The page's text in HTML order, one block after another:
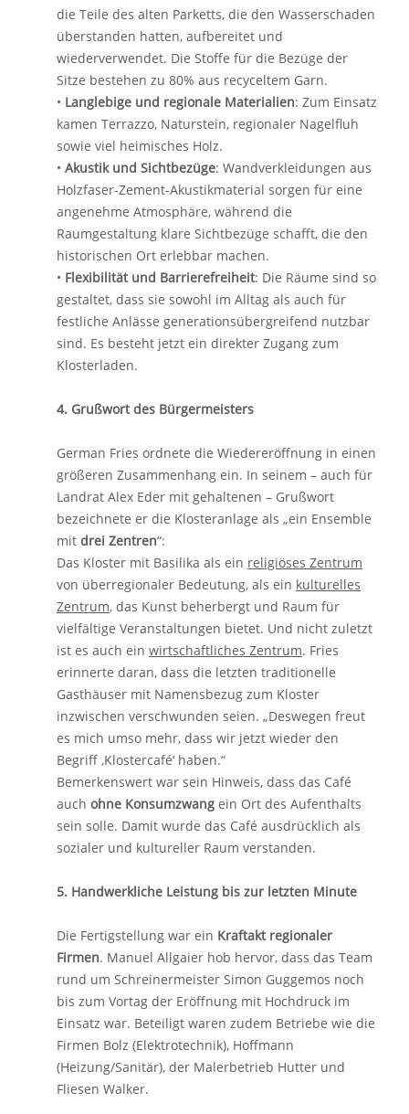
die Teile des alten Parketts, die den Wasserschaden
überstanden hatten, aufbereitet und
wiederverwendet. Die Stoffe für die Bezüge der
Sitze bestehen zu 80% aus recyceltem Garn.
• Langlebige und regionale Materialien: Zum Einsatz
kamen Terrazzo, Naturstein, regionaler Nagelfluh
sowie viel heimisches Holz.
• Akustik und Sichtbezüge: Wandverkleidungen aus
Holzfaser-Zement-Akustikmaterial sorgen für eine
angenehme Atmosphäre, während die
Raumgestaltung klare Sichtbezüge schafft, die den
historischen Ort erlebbar machen.
• Flexibilität und Barrierefreiheit: Die Räume sind so
gestaltet, dass sie sowohl im Alltag als auch für
festliche Anlässe generationsübergreifend nutzbar
sind. Es besteht jetzt ein direkter Zugang zum
Klosterladen.
4. Grußwort des Bürgermeisters
German Fries ordnete die Wiedereröffnung in einen
größeren Zusammenhang ein. In seinem – auch für
Landrat Alex Eder mit gehaltenen – Grußwort
bezeichnete er die Klosteranlage als „ein Ensemble
mit drei Zentren“:
Das Kloster mit Basilika als ein religiöses Zentrum
von überregionaler Bedeutung, als ein kulturelles
Zentrum, das Kunst beherbergt und Raum für
vielfältige Veranstaltungen bietet. Und nicht zuletzt
ist es auch ein wirtschaftliches Zentrum. Fries
erinnerte daran, dass die letzten traditionelle
Gasthäuser mit Namensbezug zum Kloster
inzwischen verschwunden seien. „Deswegen freut
es mich umso mehr, dass wir jetzt wieder den
Begriff ‚Klostercafé‘ haben.“
Bemerkenswert war sein Hinweis, dass das Café
auch ohne Konsumzwang ein Ort des Aufenthalts
sein solle. Damit wurde das Café ausdrücklich als
sozialer und kultureller Raum verstanden.
5. Handwerkliche Leistung bis zur letzten Minute
Die Fertigstellung war ein Kraftakt regionaler
Firmen. Manuel Allgaier hob hervor, dass das Team
rund um Schreinermeister Simon Guggemos noch
bis zum Vortag der Eröffnung mit Hochdruck im
Einsatz war. Beteiligt waren zudem Betriebe wie die
Firmen Bolz (Elektrotechnik), Hoffmann
(Heizung/Sanitär), der Malerbetrieb Hutter und
Fliesen Walker.